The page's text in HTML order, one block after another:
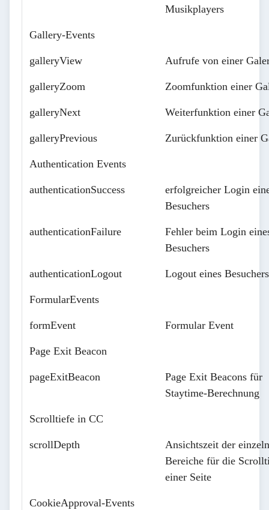
Musikplayers
Gallery-Events
galleryView Aufrufe von einer
galleryZoom Zoomfunktion einer
galleryNext Weiterfunktion einer
galleryPrevious Zurückfunktion einer
Authentication Events
authenticationSuccess
erfolgreicher Login
Besuchers
authenticationFailure
Fehler beim Login
Besuchers
authenticationLogout Logout eines Besuchers
FormularEvents
formEvent Formular Event
Page Exit Beacon
pageExitBeacon
Page Exit Beacons für
Staytime-Berechnung
Scrolltiefe in CC
scrollDepth
Ansichtszeit der
Bereiche für die
einer Seite
CookieApproval-Events